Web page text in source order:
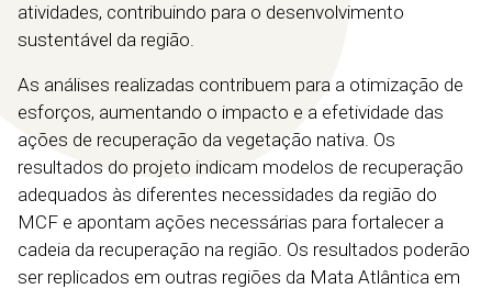
atividades, contribuindo para o desenvolvimento
sustentável da região.
As análises realizadas contribuem para a otimização de
esforços, aumentando o impacto e a efetividade das
ações de recuperação da vegetação nativa. Os
resultados do projeto indicam modelos de recuperação
adequados às diferentes necessidades da região do
MCF e apontam ações necessárias para fortalecer a
cadeia da recuperação na região. Os resultados poderão
ser replicados em outras regiões da Mata Atlântica em